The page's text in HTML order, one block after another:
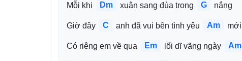
Mỗi khi Dm xuân sang đùa trong G nắng
Giờ đây C anh đã vui bên tình yêu Am mới
Có riêng em về qua Em lối dĩ vãng ngày Am